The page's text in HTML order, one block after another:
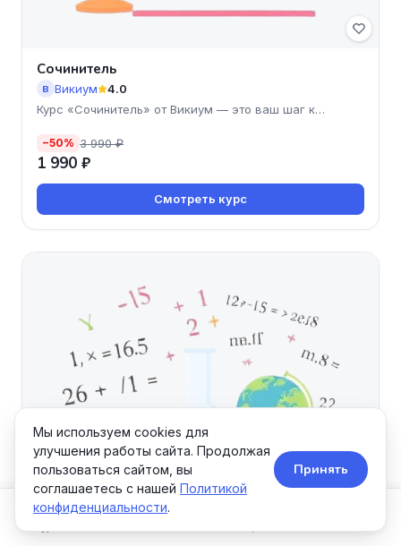
Сочинитель
В Викиум
4.0
Курс «Сочинитель» от Викиум — это ваш шаг к
−50% 3 990 ₽
1 990 ₽
Смотреть курс
Мы используем cookies для
улучшения работы сайта. Продолжая
пользоваться сайтом, вы
соглашаетесь с нашей Политикой
конфиденциальности.
Принять